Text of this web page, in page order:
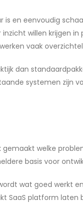
is en eenvoudig
willen krijgen in
vaak
dan
systemen zijn
gemaakt welke
basis voor
wat goed werkt
SaaS platform